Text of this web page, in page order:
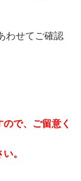
わせてご確認
で、ご留意く
。